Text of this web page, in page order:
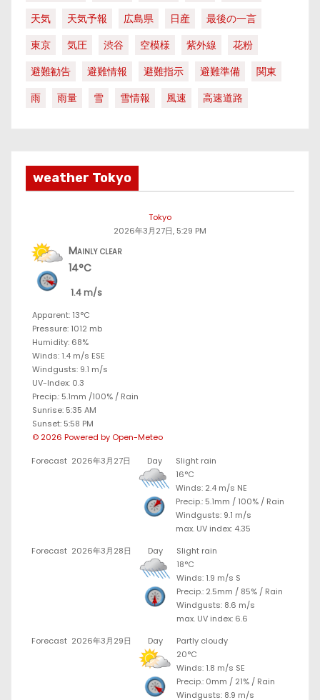
天気
天気予報 広島県 日産
最後の一言
東京
気圧 渋谷 空模様 紫外線
花粉
避難勧告
避難情報 避難指示 避難準備
関東
雨
雨量 雪 雪情報 風速 高速道路
weather Tokyo
Tokyo
2026年3月27日, 5:29 PM
Mainly clear
14°C
1.4 m/s
Apparent: 13°C
Pressure: 1012 mb
Humidity: 68%
Winds: 1.4 m/s ESE
Windgusts: 9.1 m/s
UV-Index: 0.3
Precip.: 5.1mm /100% / Rain
Sunrise: 5:35 AM
Sunset: 5:58 PM
© 2026 Powered by Open-Meteo
Forecast 2026年3月27日 Day
Slight rain
16°C
Winds: 2.4 m/s NE
Precip.: 5.1mm / 100% / Rain
Windgusts: 9.1 m/s
max. UV index: 4.35
Forecast 2026年3月28日 Day
Slight rain
18°C
Winds: 1.9 m/s S
Precip.: 2.5mm / 85% / Rain
Windgusts: 8.6 m/s
max. UV index: 6.6
Forecast 2026年3月29日 Day
Partly cloudy
20°C
Winds: 1.8 m/s SE
Precip.: 0mm / 21% / Rain
Windgusts: 8.9 m/s